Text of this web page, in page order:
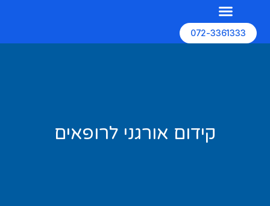
072-3361333
קידום אורגני לרופאים